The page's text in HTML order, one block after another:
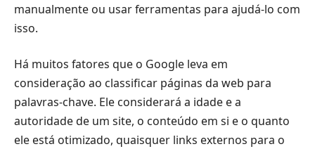
manualmente ou usar ferramentas para ajudá-lo com
isso.
Há muitos fatores que o Google leva em
consideração ao classificar páginas da web para
palavras-chave. Ele considerará a idade e a
autoridade de um site, o conteúdo em si e o quanto
ele está otimizado, quaisquer links externos para o